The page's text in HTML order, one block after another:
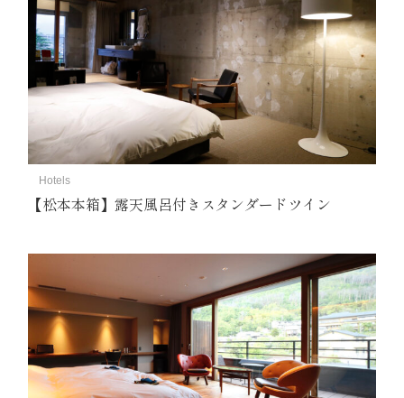
Hotels
【松本本箱】露天風呂付きスタンダードツイン